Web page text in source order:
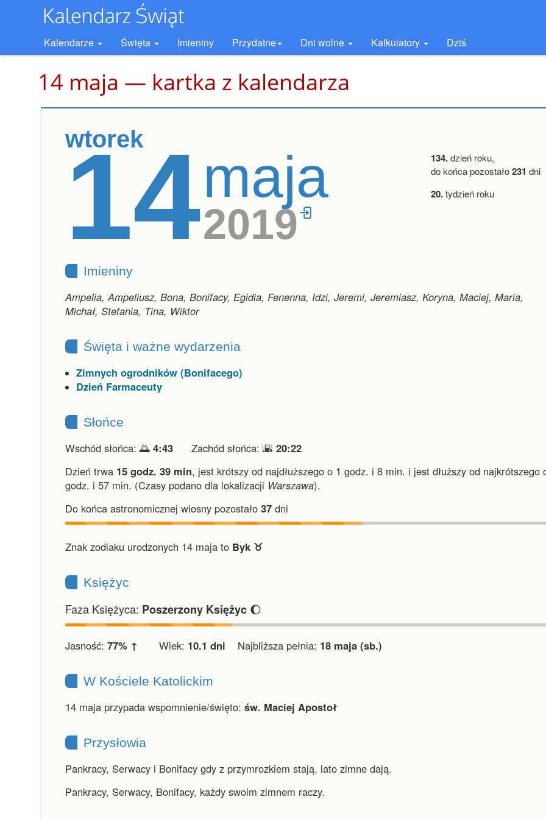
Kalendarze Święta Imieniny Przydatne Dni wolne Kalkulatory Dziś
14 maja — kartka z kalendarza
wtorek
14maja
2019
134.dzień roku,
do końca pozostało231 dni
20.tydzień roku
Imieniny
Ampelia, Ampeliusz, Bona, Bonifacy, Egidia, Fenenna, Idzi, Jeremi, Jeremiasz, Koryna, Maciej, Maria,
Michał, Stefania, Tina, Wiktor
Święta i ważne wydarzenia
Zimnych ogrodników (Bonifacego)
Dzień Farmaceuty
Słońce
Wschód słońca: 🌅 4:43 Zachód słońca: 🌇 20:22
Dzień trwa 15 godz. 39 min, jest krótszy od najdłuższego o 1 godz. i 8 min. i jest dłuższy od najkrótszego
godz. i 57 min. (Czasy podano dla lokalizacji Warszawa).
Do końca astronomicznej wiosny pozostało 37 dni
Znak zodiaku urodzonych 14 maja to Byk ♉︎
Księżyc
Faza Księżyca: Poszerzony Księżyc 🌔
Jasność: 77% ↑ Wiek: 10.1 dni Najbliższa pełnia: 18 maja (sb.)
W Kościele Katolickim
14 maja przypada wspomnienie/święto: św. Maciej Apostoł
Przysłowia
Pankracy, Serwacy i Bonifacy gdy z przymrozkiem stają, lato zimne dają.
Pankracy, Serwacy, Bonifacy, każdy swoim zimnem raczy.